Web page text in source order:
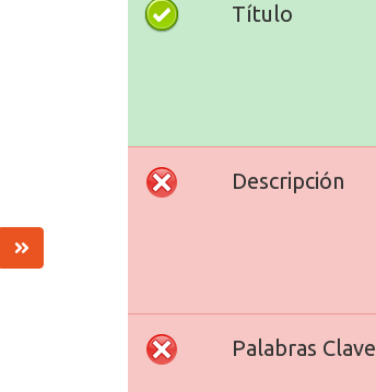
Título
Descripción
Palabras